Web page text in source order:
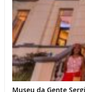
Museu da Gente